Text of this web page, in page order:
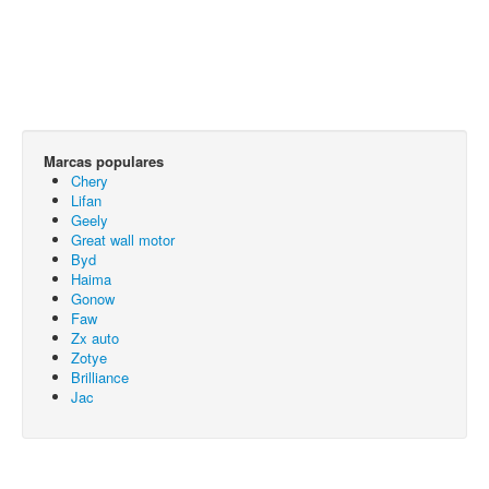
Marcas populares
Chery
Lifan
Geely
Great wall motor
Byd
Haima
Gonow
Faw
Zx auto
Zotye
Brilliance
Jac